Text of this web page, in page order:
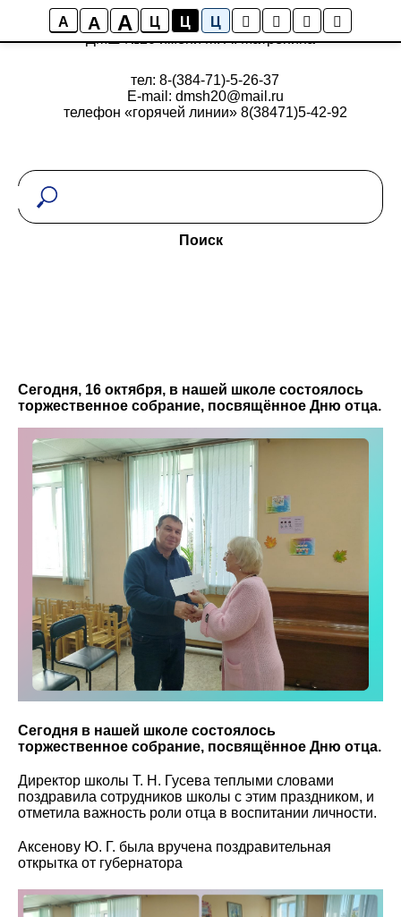
A A A Ц Ц
Ц
ДМШ №20 имени М. А. Матренина
тел: 8-(384-71)-5-26-37
E-mail: dmsh20@mail.ru
телефон «горячей линии» 8(38471)5-42-92
Поиск
Сегодня, 16 октября, в нашей школе состоялось
торжественное собрание, посвящённое Дню отца.
Сегодня в нашей школе состоялось
торжественное собрание, посвящённое Дню отца.
Директор школы Т. Н. Гусева теплыми словами
поздравила сотрудников школы с этим праздником, и
отметила важность роли отца в воспитании личности.
Аксенову Ю. Г. была вручена поздравительная
открытка от губернатора